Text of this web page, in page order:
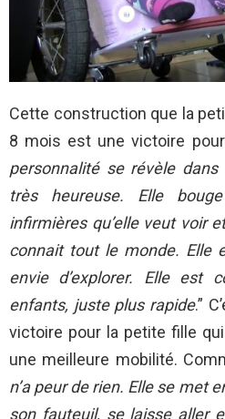
Cette construction que la
8 mois est une victoire
personnalité se révèle
très heureuse. Elle
infirmières qu’elle veut voir
connait tout le monde. Elle
envie d’explorer. Elle est
enfants, juste plus rapide.”
victoire pour la petite fille
une meilleure mobilité.
n’a peur de rien. Elle se met
son fauteuil, se laisse aller